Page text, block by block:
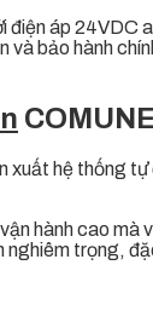
điện áp
và bảo hành
xuất hệ
hành cao
trọng,